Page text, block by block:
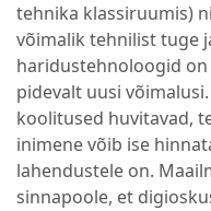
tehnika klassiruumis)
võimalik tehnilist tuge
haridustehnoloogid on
pidevalt uusi
koolitused huvitavad,
inimene võib ise
lahendustele on.
sinnapoole, et